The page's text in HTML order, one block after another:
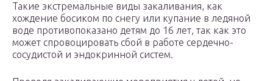
Такие экстремальные виды закаливания, как
хождение босиком по снегу или купание в ледяной
воде противопоказано детям до 16 лет, так как это
может спровоцировать сбой в работе сердечно-
сосудистой и эндокринной систем.